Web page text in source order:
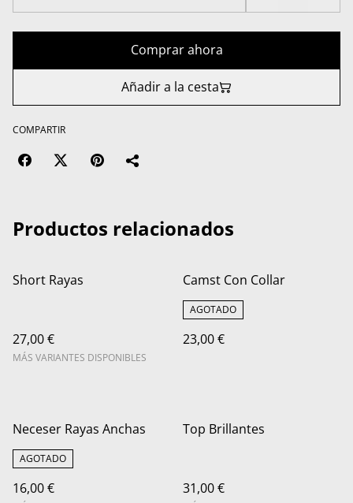
Comprar ahora
Añadir a la cesta
COMPARTIR
Productos relacionados
Short Rayas
27,00 €
MÁS VARIANTES DISPONIBLES
Camst Con Collar
AGOTADO
23,00 €
Neceser Rayas Anchas
AGOTADO
16,00 €
Top Brillantes
31,00 €